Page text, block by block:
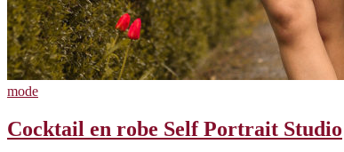
mode
Cocktail en robe Self Portrait Studio